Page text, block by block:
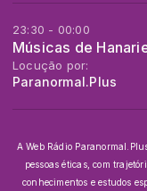
23:30 - 00:00
Músicas de
Locução por:
Paranormal.Plus
A Web Rádio
pessoas éticas, com
conhecimentos e estudos